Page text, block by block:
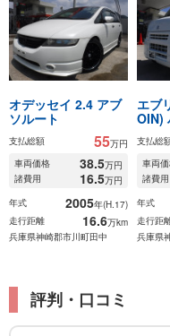
オデッセイ 2.4 アブ
ソルート
支払総額 55万円
車両価格
38.5万円
諸費用
16.5万円
年式
2005年(H.17)
走行距離
16.6万km
兵庫県神崎郡市川町田中
エブ
OIN)
支払総
車両
諸費用
年式
走行距
兵庫県
評判・口コミ